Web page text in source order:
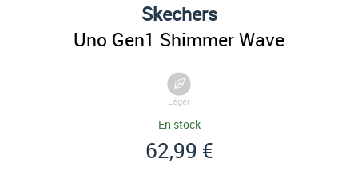
Skechers
Uno Gen1 Shimmer Wave
Léger
En stock
62,99 €